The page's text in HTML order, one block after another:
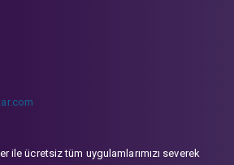
ile ücretsiz tüm uygulamlarımızı severek